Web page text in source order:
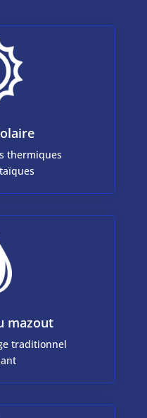
thermiques
mazout
traditionnel